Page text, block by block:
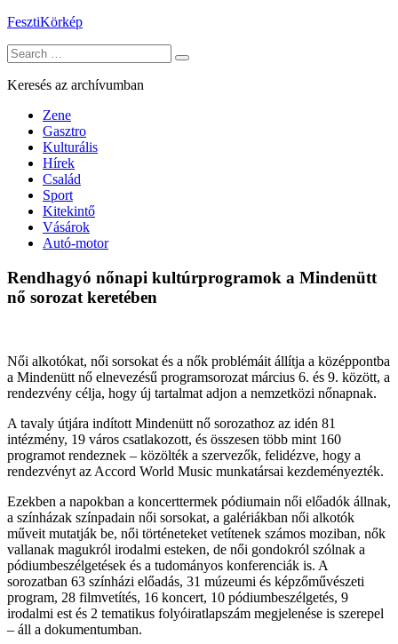
Skip
content
FesztiKörkép
Search
for:
Keresés az archívumban
Zene
Gasztro
Kulturális
Hírek
Család
Sport
Kitekintő
Vásárok
Autó-motor
Rendhagyó nőnapi kultúrprogramok a Mindenütt
nő sorozat keretében
Női alkotókat, női sorsokat és a nők problémáit állítja a középpontba
a Mindenütt nő elnevezésű programsorozat március 6. és 9. között, a
rendezvény célja, hogy új tartalmat adjon a nemzetközi nőnapnak.
A tavaly útjára indított Mindenütt nő sorozathoz az idén 81
intézmény, 19 város csatlakozott, és összesen több mint 160
programot rendeznek – közölték a szervezők, felidézve, hogy a
rendezvényt az Accord World Music munkatársai kezdeményezték.
Ezekben a napokban a koncerttermek pódiumain női előadók állnak,
a színházak színpadain női sorsokat, a galériákban női alkotók
műveit mutatják be, női történeteket vetítenek számos moziban, nők
vallanak magukról irodalmi esteken, de női gondokról szólnak a
pódiumbeszélgetések és a tudományos konferenciák is. A
sorozatban 63 színházi előadás, 31 múzeumi és képzőművészeti
program, 28 filmvetítés, 16 koncert, 10 pódiumbeszélgetés, 9
irodalmi est és 2 tematikus folyóiratlapszám megjelenése is szerepel
– áll a dokumentumban.